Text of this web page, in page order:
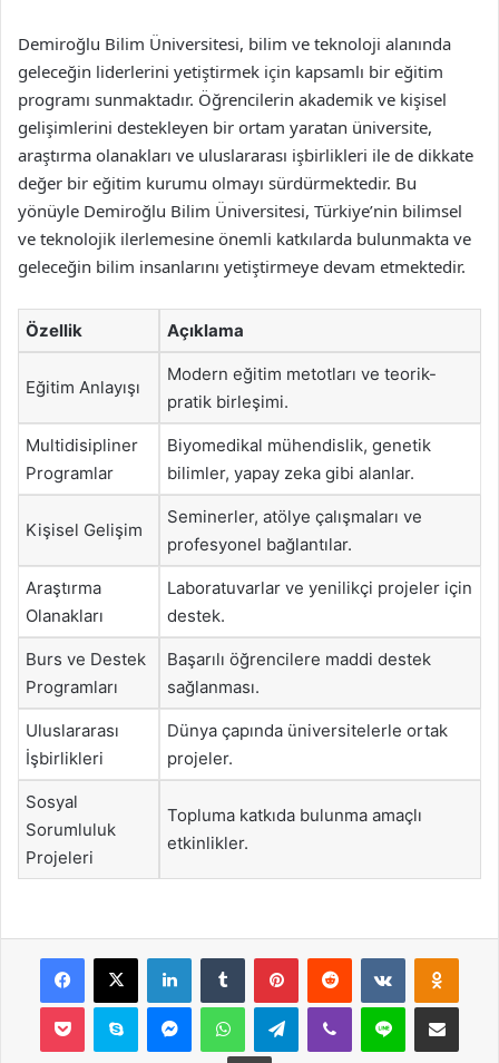
Demiroğlu Bilim Üniversitesi, bilim ve teknoloji alanında
geleceğin liderlerini yetiştirmek için kapsamlı bir eğitim
programı sunmaktadır. Öğrencilerin akademik ve kişisel
gelişimlerini destekleyen bir ortam yaratan üniversite,
araştırma olanakları ve uluslararası işbirlikleri ile de dikkate
değer bir eğitim kurumu olmayı sürdürmektedir. Bu
yönüyle Demiroğlu Bilim Üniversitesi, Türkiye’nin bilimsel
ve teknolojik ilerlemesine önemli katkılarda bulunmakta ve
geleceğin bilim insanlarını yetiştirmeye devam etmektedir.
Özellik Açıklama
Eğitim Anlayışı
Modern eğitim metotları ve teorik-
pratik birleşimi.
Multidisipliner
Programlar
Biyomedikal mühendislik, genetik
bilimler, yapay zeka gibi alanlar.
Kişisel Gelişim
Seminerler, atölye çalışmaları ve
profesyonel bağlantılar.
Araştırma
Olanakları
Laboratuvarlar ve yenilikçi projeler için
destek.
Burs ve Destek
Programları
Başarılı öğrencilere maddi destek
sağlanması.
Uluslararası
İşbirlikleri
Dünya çapında üniversitelerle ortak
projeler.
Sosyal
Sorumluluk
Projeleri
Topluma katkıda bulunma amaçlı
etkinlikler.
Facebook
X LinkedInTumblr PinterestReddit VKontakte
Pocket Skype MessengerWhatsAppTelegramViber Line E-Posta ile
Yazdır